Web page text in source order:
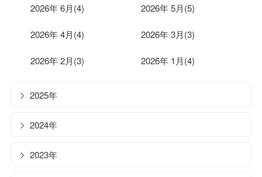
2026年 6月(4) 2026年 5月(5)
2026年 4月(4) 2026年 3月(3)
2026年 2月(3) 2026年 1月(4)
2025年
2024年
2023年